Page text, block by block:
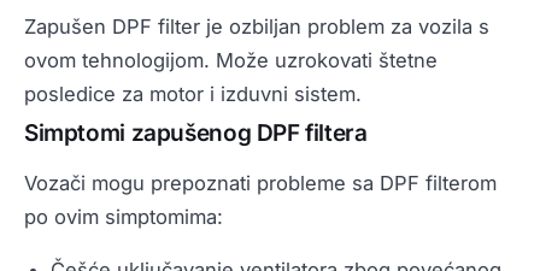
Zapušen DPF filter je ozbiljan problem za vozila s
ovom tehnologijom. Može uzrokovati štetne
posledice za motor i izduvni sistem.
Simptomi zapušenog DPF filtera
Vozači mogu prepoznati probleme sa DPF filterom
po ovim simptomima: